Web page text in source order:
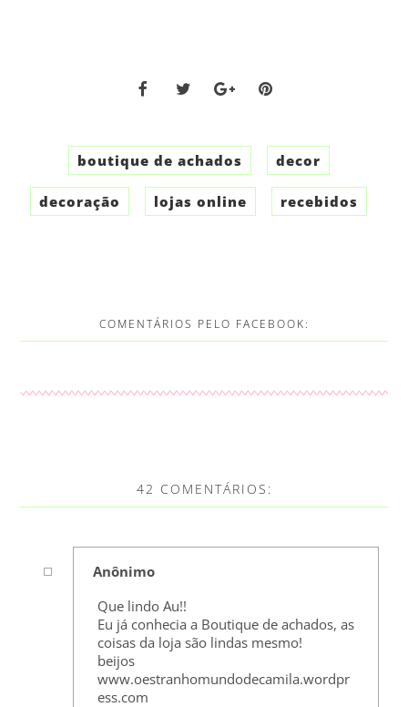
boutique de achados decor
decoração lojas online recebidos
COMENTÁRIOS PELO FACEBOOK:
42 COMENTÁRIOS:
Anônimo
Que lindo Au!!
Eu já conhecia a Boutique de achados, as
coisas da loja são lindas mesmo!
beijos
www.oestranhomundodecamila.wordpr
ess.com